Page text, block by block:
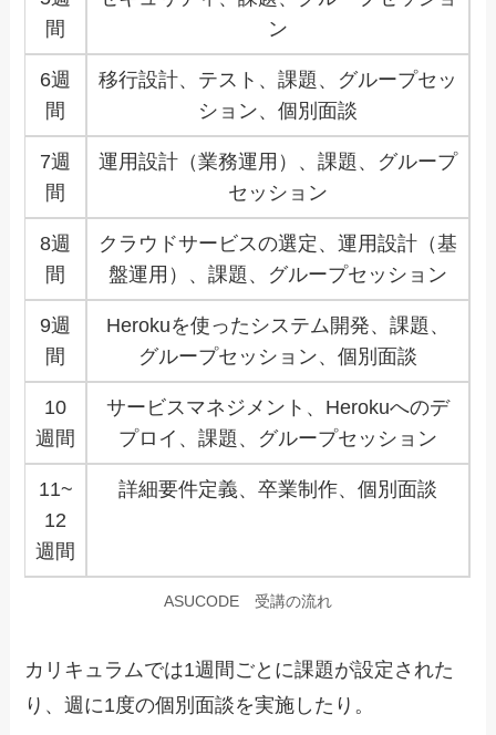
間
ン
6週
間
移行設計、テスト、課題、グループセッ
ション、個別面談
7週
間
運用設計（業務運用）、課題、グループ
セッション
8週
間
クラウドサービスの選定、運用設計（基
盤運用）、課題、グループセッション
9週
間
Herokuを使ったシステム開発、課題、
グループセッション、個別面談
10
週間
サービスマネジメント、Herokuへのデ
プロイ、課題、グループセッション
11~
12
週間
詳細要件定義、卒業制作、個別面談
ASUCODE 受講の流れ
カリキュラムでは1週間ごとに課題が設定された
り、週に1度の個別面談を実施したり。